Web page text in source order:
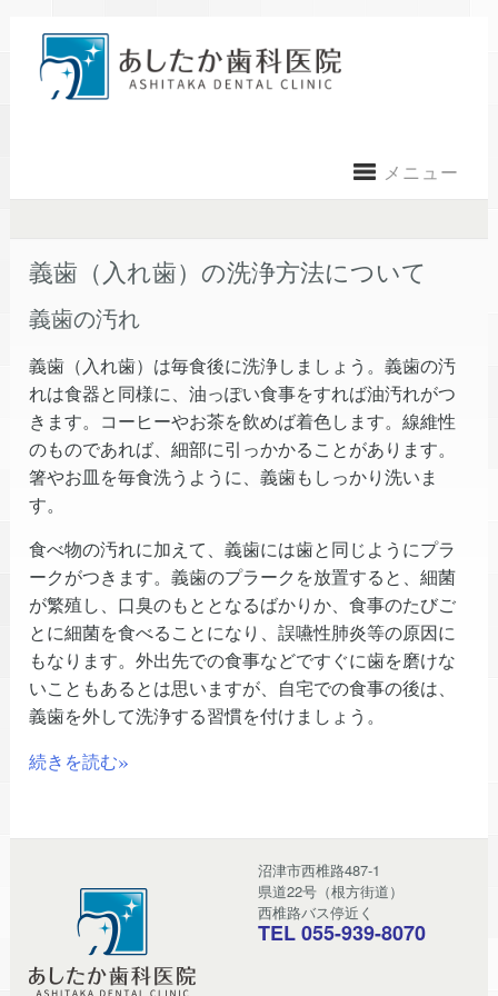
メニュー
義歯（入れ歯）の洗浄方法について
義歯の汚れ
義歯（入れ歯）は毎食後に洗浄しましょう。義歯の汚
れは食器と同様に、油っぽい食事をすれば油汚れがつ
きます。コーヒーやお茶を飲めば着色します。線維性
のものであれば、細部に引っかかることがあります。
箸やお皿を毎食洗うように、義歯もしっかり洗いま
す。
食べ物の汚れに加えて、義歯には歯と同じようにプラ
ークがつきます。義歯のプラークを放置すると、細菌
が繁殖し、口臭のもととなるばかりか、食事のたびご
とに細菌を食べることになり、誤嚥性肺炎等の原因に
もなります。外出先での食事などですぐに歯を磨けな
いこともあるとは思いますが、自宅での食事の後は、
義歯を外して洗浄する習慣を付けましょう。
続きを読む»
沼津市西椎路487-1
県道22号（根方街道）
西椎路バス停近く
TEL 055-939-8070